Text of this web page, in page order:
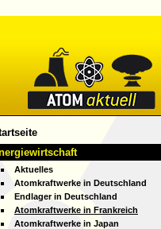
Atom
Aktuell
Aktuelles
Atomkraftwerke in Deutschland
Endlager in Deutschland
Atomkraftwerke in Frankreich
Atomkraftwerke in Japan